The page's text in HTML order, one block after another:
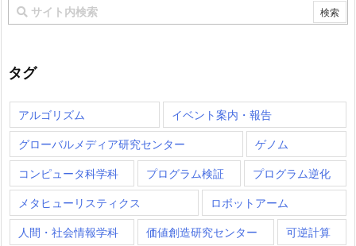
タグ
アルゴリズム イベント案内・報告
グローバルメディア研究センター ゲノム
コンピュータ科学科 プログラム検証 プログラム逆化
メタヒューリスティクス ロボットアーム
人間・社会情報学科 価値創造研究センター 可逆計算